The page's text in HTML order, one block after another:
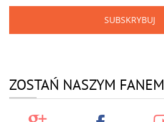
SUBSKRYBUJ
ZOSTAŃ NASZYM FANEM